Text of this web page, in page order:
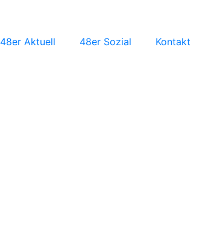
48er Aktuell 48er Sozial Kontakt